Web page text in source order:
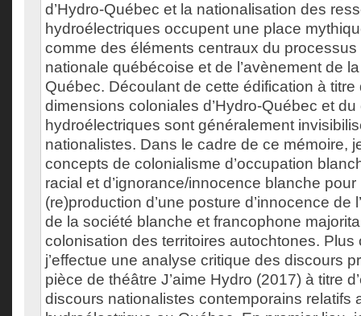
d’Hydro-Québec et la nationalisation des
hydroélectriques occupent une place
comme des éléments centraux du processus
nationale québécoise et de l’avènement de
Québec. Découlant de cette édification à titre
dimensions coloniales d’Hydro-Québec et
hydroélectriques sont généralement
nationalistes. Dans le cadre de ce mémoire,
concepts de colonialisme d’occupation
racial et d’ignorance/innocence blanche pour
(re)production d’une posture d’innocence de
de la société blanche et francophone
colonisation des territoires autochtones. Plus
j’effectue une analyse critique des discours
pièce de théâtre J’aime Hydro (2017) à titre
discours nationalistes contemporains relatifs